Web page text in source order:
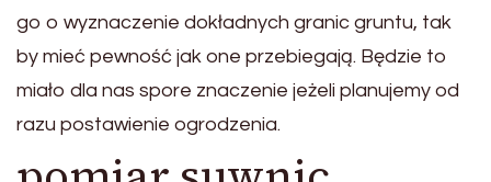
go o wyznaczenie dokładnych granic gruntu, tak
by mieć pewność jak one przebiegają. Będzie to
miało dla nas spore znaczenie jeżeli planujemy od
razu postawienie ogrodzenia.